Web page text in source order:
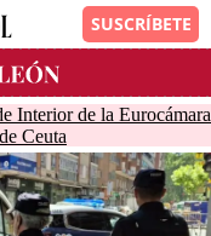
Interior de la Eurocámara
Ceuta